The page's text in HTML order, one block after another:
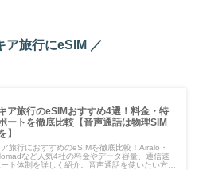
ア旅行にeSIM ／
ア旅行のeSIMおすすめ4選！料金・特
ートを徹底比較【音声通話は物理SIM
】
ア旅行におすすめのeSIMを徹底比較！Airalo・
など人気4社の料金やデータ容量、通信速
ト体制を詳しく紹介。音声通話を使いたい方に